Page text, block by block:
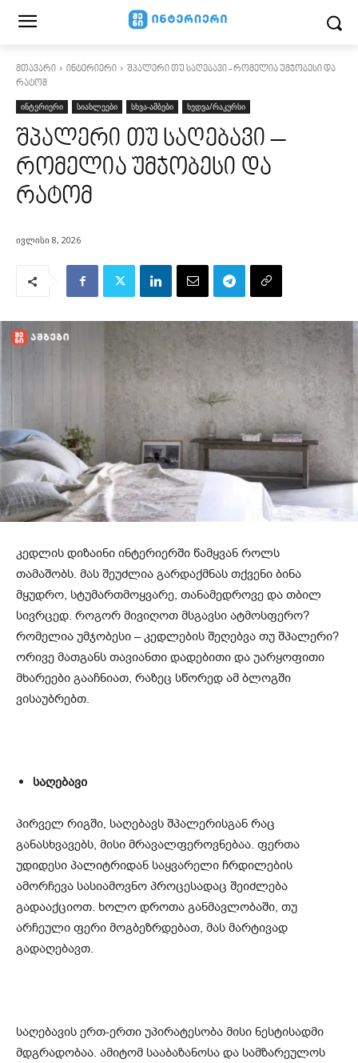
მთავარი ინტერიერი
შპალერი თუ საღებავი - რომელია უმჯობესი და
რატომ
ინტერიერი სიახლეები სხვა-ამბები ხედვა/რაკურსი
შპალერი თუ საღებავი –
რომელია უმჯობესი და
რატომ
ივლისი 8, 2026
კედლის დიზაინი ინტერიერში წამყვან როლს
თამაშობს. მას შეუძლია გარდაქმნას თქვენი ბინა
მყუდრო, სტუმართმოყვარე, თანამედროვე და თბილ
სივრცედ. როგორ მივიღოთ მსგავსი ატმოსფერო?
რომელია უმჯობესი – კედლების შეღებვა თუ შპალერი?
ორივე მათგანს თავიანთი დადებითი და უარყოფითი
მხარეები გააჩნიათ, რაზეც სწორედ ამ ბლოგში
ვისაუბრებთ.
საღებავი
პირველ რიგში, საღებავს შპალერისგან რაც
განასხვავებს, მისი მრავალფეროვნებაა. ფერთა
უდიდესი პალიტრიდან საყვარელი ჩრდილების
ამორჩევა სასიამოვნო პროცესადაც შეიძლება
გადააქციოთ. ხოლო დროთა განმავლობაში, თუ
არჩეული ფერი მოგბეზრდებათ, მას მარტივად
გადაღებავთ.
საღებავის ერთ-ერთი უპირატესობა მისი ნესტისადმი
მდგრადობაა. ამიტომ სააბაზანოსა და სამზარეულოს